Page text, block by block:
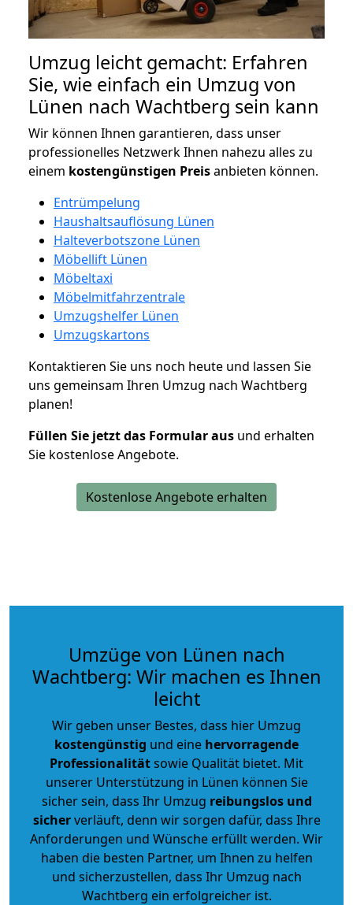
Umzug leicht gemacht: Erfahren
Sie, wie einfach ein Umzug von
Lünen nach Wachtberg sein kann
Wir können Ihnen garantieren, dass unser
professionelles Netzwerk Ihnen nahezu alles zu
einem kostengünstigen Preisanbieten können.
Entrümpelung
Haushaltsauflösung Lünen
Halteverbotszone Lünen
Möbellift Lünen
Möbeltaxi
Möbelmitfahrzentrale
Umzugshelfer Lünen
Umzugskartons
Kontaktieren Sie uns noch heute und lassen Sie
uns gemeinsam Ihren Umzug nach Wachtberg
planen!
Füllen Sie jetzt das Formular aus und erhalten
Sie kostenlose Angebote.
Kostenlose Angebote erhalten
Umzüge von Lünen nach
Wachtberg: Wir machen es Ihnen
leicht
Wir geben unser Bestes, dass hier Umzug
kostengünstig und eine hervorragende
Professionalitätsowie Qualität bietet. Mit
unserer Unterstützung in Lünen können Sie
sicher sein, dass Ihr Umzug reibungslos und
sicherverläuft, denn wir sorgen dafür, dass Ihre
Anforderungen und Wünsche erfüllt werden. Wir
haben die besten Partner, um Ihnen zu helfen
und sicherzustellen, dass Ihr Umzug nach
Wachtberg ein erfolgreicher ist.